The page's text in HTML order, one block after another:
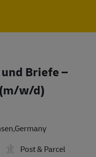
Briefe –
w/d)
Post & Parcel